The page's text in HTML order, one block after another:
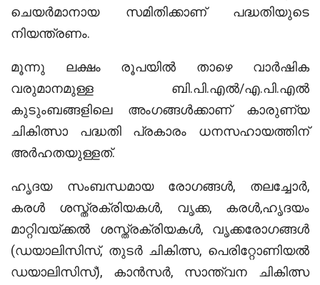
ചെയര്‍മാനായ സമിതിക്കാണ് പദ്ധതിയുടെ
നിയന്ത്രണം.
മൂന്നു ലക്ഷം രൂപയില്‍ താഴെ വാര്‍ഷിക
വരുമാനമുള്ള ബി.പി.എല്‍/എ.പി.എല്‍
കുടുംബങ്ങളിലെ അംഗങ്ങള്‍ക്കാണ് കാരുണ്യ
ചികിത്സാ പദ്ധതി പ്രകാരം ധനസഹായത്തിന്
അര്‍ഹതയുള്ളത്.
ഹൃദയ സംബന്ധമായ രോഗങ്ങള്‍, തലച്ചോര്‍,
കരള്‍ ശസ്ത്രക്രിയകള്‍, വൃക്ക, കരള്‍,ഹൃദയം
മാറ്റിവയ്ക്കല്‍ ശസ്ത്രക്രിയകള്‍, വൃക്കരോഗങ്ങള്‍
(ഡയാലിസിസ്, തുടര്‍ ചികിത്സ, പെരിറ്റോണിയല്‍
ഡയാലിസിസ്), കാന്‍സര്‍, സാന്ത്വന ചികിത്സ